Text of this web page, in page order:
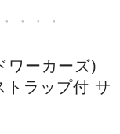
ワーカーズ)
トラップ付 サ